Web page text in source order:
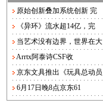
原始创新叠加系统创新 完
《异环》流水超14亿，完
当艺术没有边界，世界在大
Arrtx阿泰诗CSF收
京东文具推出《玩具总动员
6月17日晚8点京东61